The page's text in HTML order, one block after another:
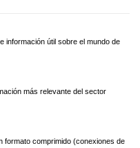
información útil sobre el mundo de
más relevante del sector
formato comprimido (conexiones de